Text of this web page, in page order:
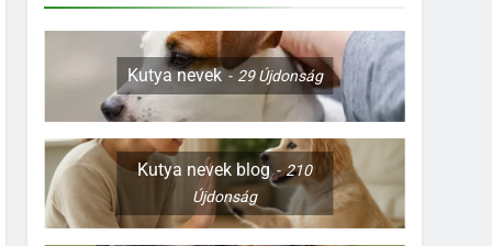
Kutya nevek 29Újdonság
Kutya nevek blog
210
Újdonság